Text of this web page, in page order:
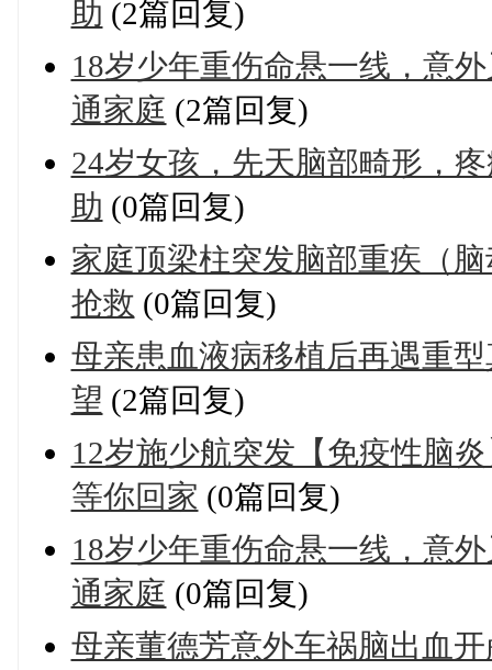
助 (2篇回复)
18岁少年重伤命悬一线，意
通家庭 (2篇回复)
24岁女孩，先天脑部畸形，
助 (0篇回复)
家庭顶梁柱突发脑部重疾（
抢救 (0篇回复)
母亲患血液病移植后再遇重
望 (2篇回复)
12岁施少航突发【免疫性脑
等你回家 (0篇回复)
18岁少年重伤命悬一线，意
通家庭 (0篇回复)
母亲董德芳意外车祸脑出血